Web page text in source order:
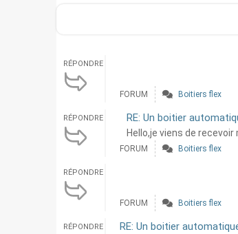
RÉPONDRE
FORUM Boitiers flex
RÉPONDRE RE: Un boitier
Hello,je viens de
FORUM Boitiers flex
RÉPONDRE
FORUM Boitiers flex
RÉPONDRE RE: Un boitier